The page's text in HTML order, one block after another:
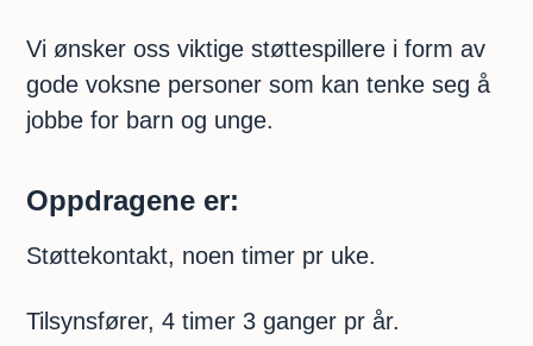
Vi ønsker oss viktige støttespillere i form av
gode voksne personer som kan tenke seg å
jobbe for barn og unge.
Oppdragene er:
Støttekontakt, noen timer pr uke.
Tilsynsfører, 4 timer 3 ganger pr år.